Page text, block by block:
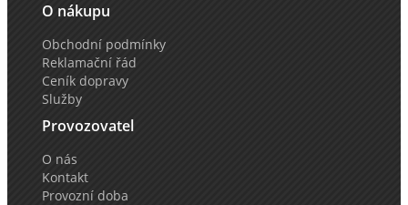
O nákupu
Obchodní podmínky
Reklamační řád
Ceník dopravy
Služby
Provozovatel
O nás
Kontakt
Provozní doba